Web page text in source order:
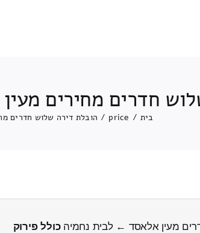
חדרים מחירים
בית /
price
/ הובלת דירה שלוש חדרים
מעין אלאסד ← לבית נחמיהכולל פירוק